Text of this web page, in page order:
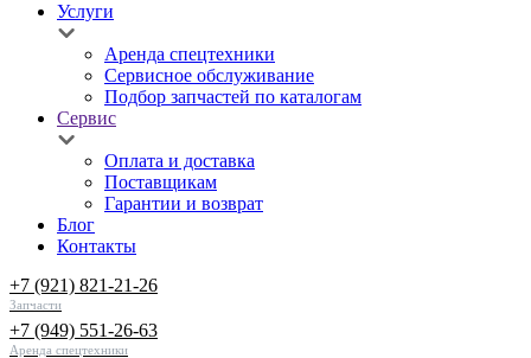
Услуги
Аренда спецтехники
Сервисное обслуживание
Подбор запчастей по каталогам
Сервис
Оплата и доставка
Поставщикам
Гарантии и возврат
Блог
Контакты
+7 (921) 821-21-26
Запчасти
+7 (949) 551-26-63
Аренда спецтехники